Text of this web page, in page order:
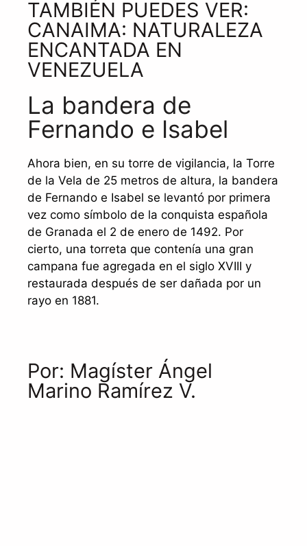
TAMBIÉN PUEDES VER:
CANAIMA: NATURALEZA
ENCANTADA EN
VENEZUELA
La bandera de
Fernando e Isabel
Ahora bien, en su torre de vigilancia, la Torre
de la Vela de 25 metros de altura, la bandera
de Fernando e Isabel se levantó por primera
vez como símbolo de la conquista española
de Granada el 2 de enero de 1492. Por
cierto, una torreta que contenía una gran
campana fue agregada en el siglo XVIII y
restaurada después de ser dañada por un
rayo en 1881.
Por: Magíster Ángel
Marino Ramírez V.